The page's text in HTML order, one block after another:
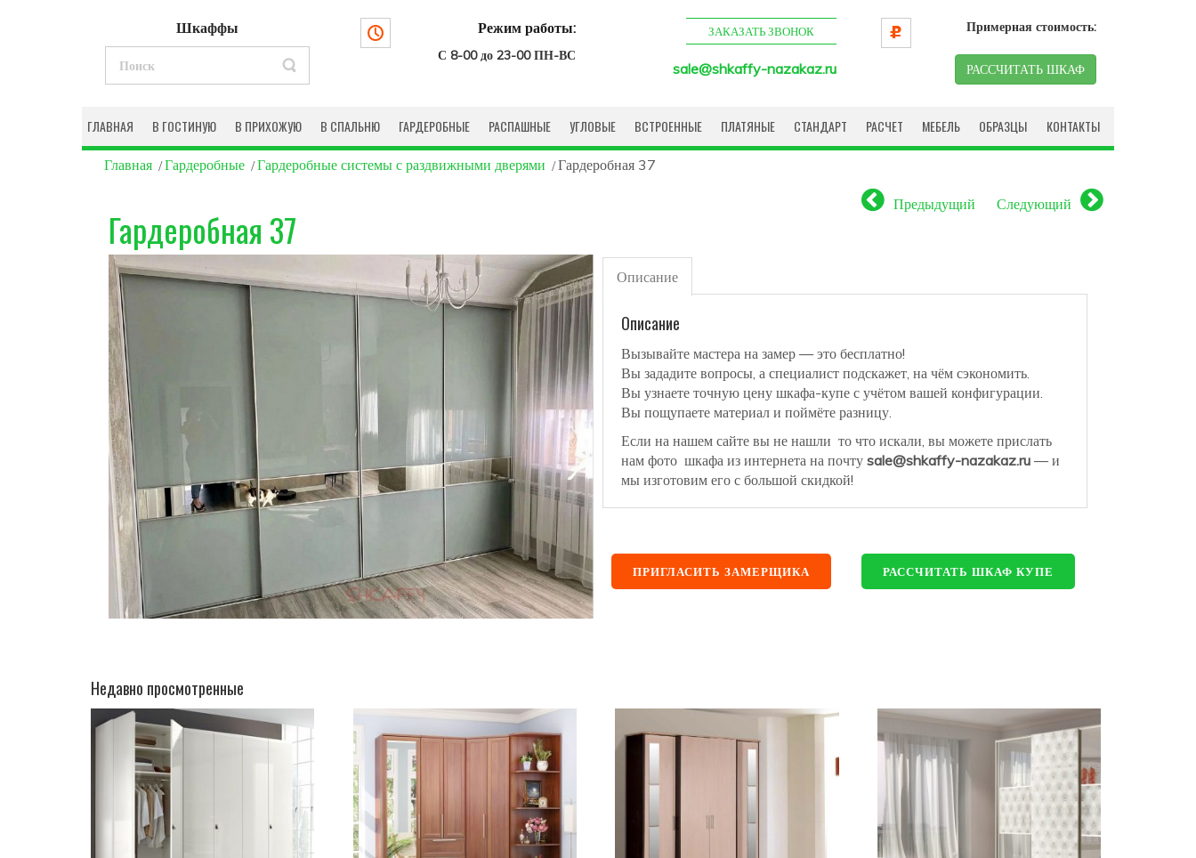
Шкаффы Режим работы:
С 8-00 до 23-00 ПН-ВС
ЗАКАЗАТЬ ЗВОНОК
sale@shkaffy-nazakaz.ru
Примерная стоимость:
РАССЧИТАТЬ ШКАФ
ГЛАВНАЯ В ГОСТИНУЮ В ПРИХОЖУЮ В СПАЛЬНЮ ГАРДЕРОБНЫЕ РАСПАШНЫЕ УГЛОВЫЕ ВСТРОЕННЫЕ ПЛАТЯНЫЕ СТАНДАРТ РАСЧЕТ МЕБЕЛЬ ОБРАЗЦЫ КОНТАКТЫ
Главная Гардеробные Гардеробные системы с раздвижными дверями Гардеробная 37
Предыдущий Следующий
Гардеробная 37
Описание
Описание
Вызывайте мастера на замер — это бесплатно!
Вы зададите вопросы, а специалист подскажет, на чём сэкономить.
Вы узнаете точную цену шкафа-купе с учётом вашей конфигурации.
Вы пощупаете материал и поймёте разницу.
Если на нашем сайте вы не нашли то что искали, вы можете прислать
нам фото шкафа из интернета на почту sale@shkaffy-nazakaz.ru — и
мы изготовим его с большой скидкой!
ПРИГЛАСИТЬ ЗАМЕРЩИКА РАССЧИТАТЬ ШКАФ КУПЕ
Недавно просмотренные